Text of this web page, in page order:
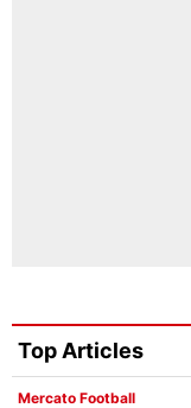
Top Articles
Mercato Football